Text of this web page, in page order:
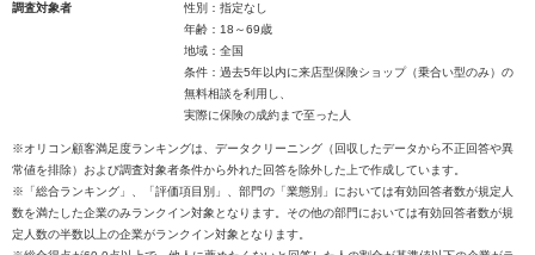
調査対象者
性別：指定なし
年齢：18～69歳
地域：全国
条件：過去5年以内に来店型保険ショップ（乗合い型のみ）の
無料相談を利用し、
実際に保険の成約まで至った人
※オリコン顧客満足度ランキングは、データクリーニング（回収したデータから不正回答や異
常値を排除）および調査対象者条件から外れた回答を除外した上で作成しています。
※「総合ランキング」、「評価項目別」、部門の「業態別」においては有効回答者数が規定人
数を満たした企業のみランクイン対象となります。その他の部門においては有効回答者数が規
定人数の半数以上の企業がランクイン対象となります。